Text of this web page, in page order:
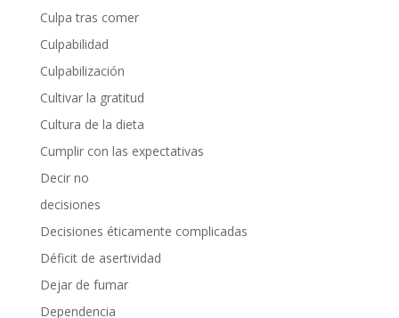
Culpa tras comer
Culpabilidad
Culpabilización
Cultivar la gratitud
Cultura de la dieta
Cumplir con las expectativas
Decir no
decisiones
Decisiones éticamente complicadas
Déficit de asertividad
Dejar de fumar
Dependencia